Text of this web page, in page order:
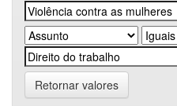
Retornar valores